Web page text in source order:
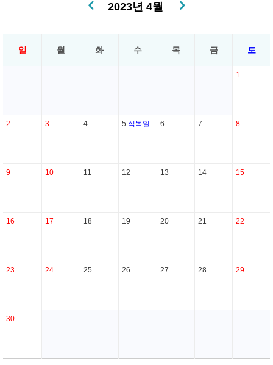
2023년 4월
일 월 화 수 목 금 토
1
2 3 4 5 식목일 6 7 8
9 10 11 12 13 14 15
16 17 18 19 20 21 22
23 24 25 26 27 28 29
30